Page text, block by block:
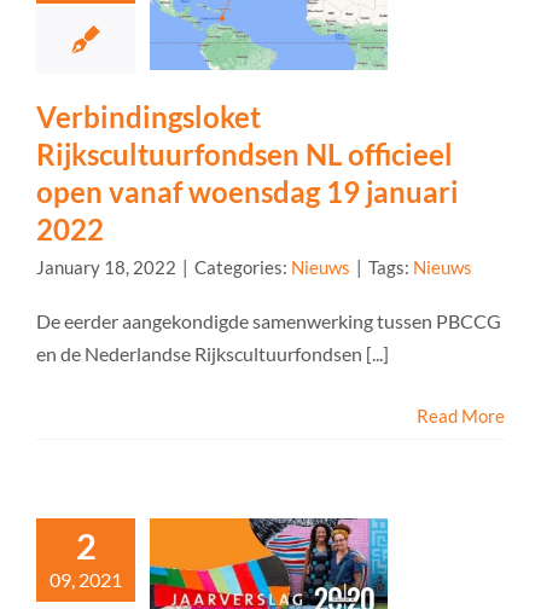
Verbindingsloket
Rijkscultuurfondsen NL officieel
open vanaf woensdag 19 januari
2022
January 18, 2022 | Categories: Nieuws | Tags: Nieuws
De eerder aangekondigde samenwerking tussen PBCCG
en de Nederlandse Rijkscultuurfondsen [...]
Read More
2
09, 2021